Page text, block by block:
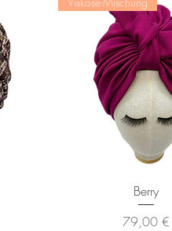
Schnellansicht
Berry
Preis
79,00 €